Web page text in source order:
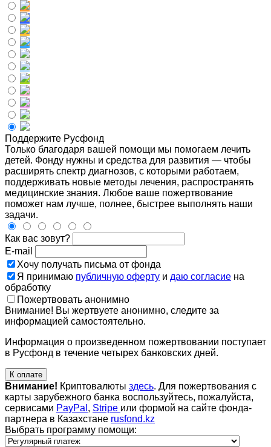
Поддержите Русфонд
Только благодаря вашей помощи мы помогаем лечить
детей. Фонду нужны и средства для развития — чтобы
расширять спектр диагнозов, с которыми работаем,
поддерживать новые методы лечения, распространять
медицинские знания. Любое ваше пожертвование
поможет нам лучше, полнее, быстрее выполнять наши
задачи.
Как вас зовут?
E-mail
Хочу получать письма от фонда
Я принимаю публичную оферту и даю согласие на
обработку
Пожертвовать анонимно
Внимание! Вы жертвуете анонимно, следите за
информацией самостоятельно.
Информация о произведенном пожертвовании поступает
в Русфонд в течение четырех банковских дней.
К оплате
Внимание! Криптовалюты здесь. Для пожертвования с
карты зарубежного банка воспользуйтесь, пожалуйста,
сервисами PayPal , Stripe или формой на сайте фонда-
партнера в Казахстане rusfond.kz
Выбрать программу помощи: